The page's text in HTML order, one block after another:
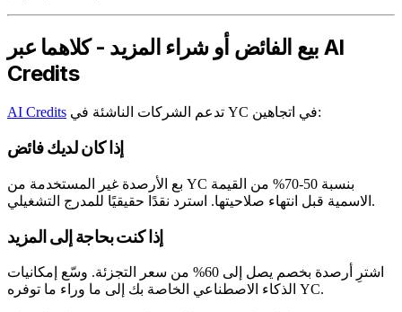
بيع الفائض أو شراء المزيد - كلاهما عبر AI
Credits
AI Credits تدعم الشركات الناشئة في YC في اتجاهين:
إذا كان لديك فائض
بع الأرصدة غير المستخدمة من YC بنسبة 50-70% من القيمة
الاسمية قبل انتهاء صلاحيتها. استرد نقدًا حقيقيًا للمدرج التشغيلي.
إذا كنت بحاجة إلى المزيد
اشترِ أرصدة بخصم يصل إلى 60% من سعر التجزئة. وسّع إمكانيات
الذكاء الاصطناعي الخاصة بك إلى ما وراء ما توفره YC.